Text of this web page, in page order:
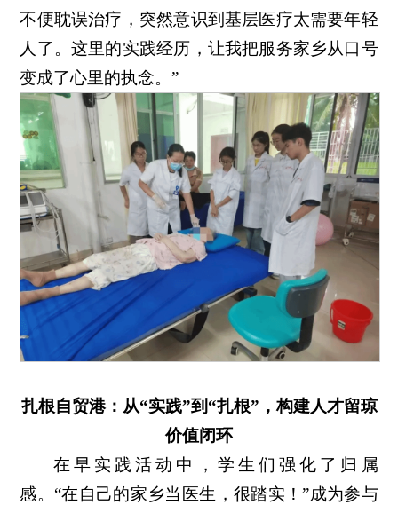
不便耽误治疗，突然意识到基层医疗太需要年轻
人了。这里的实践经历，让我把服务家乡从口号
变成了心里的执念。”
扎根自贸港： 从“实践”到“扎根”，构建人才留琼
价值闭环
在早实践活动中，学生们强化了归属
感。“在自己的家乡当医生，很踏实！”成为参与